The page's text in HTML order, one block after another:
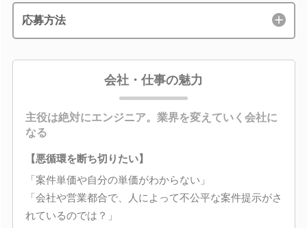
応募方法
会社・仕事の魅力
主役は絶対にエンジニア。業界を変えていく会社に
なる
【悪循環を断ち切りたい】
「案件単価や自分の単価がわからない」
「会社や営業都合で、人によって不公平な案件提示がさ
れているのでは？」